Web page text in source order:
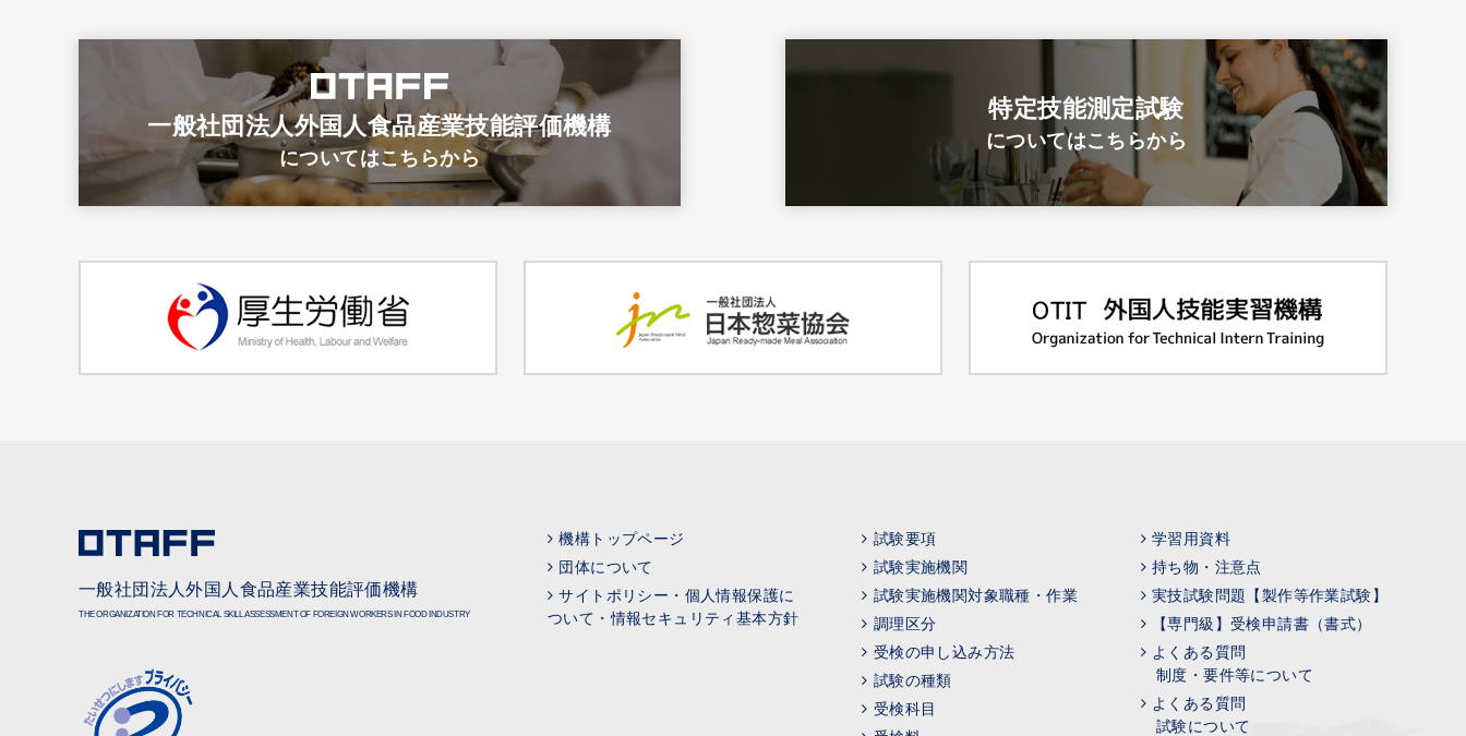
一般社団法人外国人食品産業技能評価機構
についてはこちらから
特定技能測定試験
についてはこちらから
一般社団法人外国人食品産業技能評価機構
THE ORGANIZATION FOR TECHNICAL SKILL ASSESSMENT OF FOREIGN WORKERS IN FOOD INDUSTRY
機構トップページ
団体について
サイトポリシー・個人情報保護に
ついて・情報セキュリティ基本方針
試験要項
試験実施機関
試験実施機関対象職種・作業
調理区分
受検の申し込み方法
試験の種類
受検科目
学習用資料
持ち物・注意点
実技試験問題【製作等作業試験】
【専門級】受検申請書（書式）
よくある質問
制度・要件等について
よくある質問
試験について